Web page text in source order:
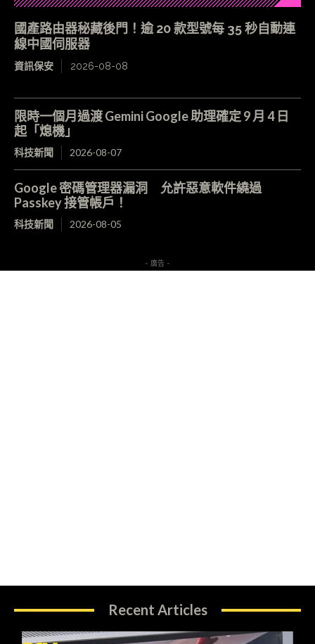
國產路由器秘藏後門！逾 20 款型號每 35 秒自動連
線中國伺服器
資訊保安 2026-08-08
限時一個月過渡 Gemini Google 助理確定 9 月 4 日
起「熄機」
科技新聞 2026-08-07
Google 密碼管理器漏洞 允許惡意軟件繞過
Passkey 接管帳戶！
科技新聞 2026-08-05
- 廣告 -
Recent Articles